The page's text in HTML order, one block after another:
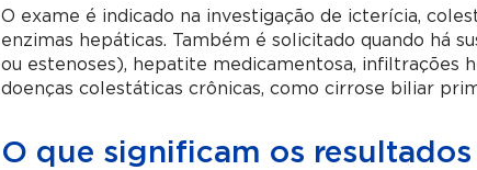
O exame é indicado na investigação de icterícia,
enzimas hepáticas. Também é solicitado quando há
ou estenoses), hepatite medicamentosa, infiltrações
doenças colestáticas crônicas, como cirrose biliar
O que significam os